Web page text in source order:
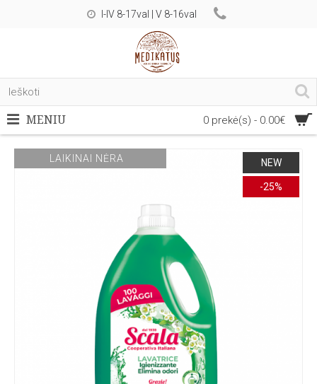
I-IV 8-17val | V 8-16val
0 prekė(s) - 0.00€
MENIU
NEW
-25%
LAIKINAI NĖRA